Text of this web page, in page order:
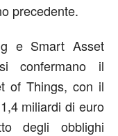
precedente.
e Smart Asset
confermano il
of Things, con il
miliardi di euro
degli obblighi